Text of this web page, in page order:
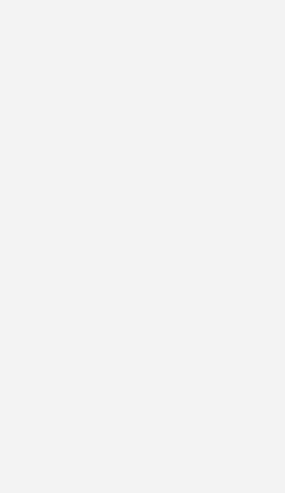
seit 1. März 2024 in Kraft
tritt am 11. März 2024 in Kraft
ist am 27. Februar 2024 gestartet
neuen Heizung mit 65 % EE
mit dem